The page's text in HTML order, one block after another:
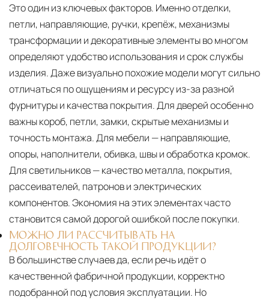
Это один из ключевых факторов. Именно отделки,
петли, направляющие, ручки, крепёж, механизмы
трансформации и декоративные элементы во многом
определяют удобство использования и срок службы
изделия. Даже визуально похожие модели могут сильно
отличаться по ощущениям и ресурсу из-за разной
фурнитуры и качества покрытия. Для дверей особенно
важны короб, петли, замки, скрытые механизмы и
точность монтажа. Для мебели — направляющие,
опоры, наполнители, обивка, швы и обработка кромок.
Для светильников — качество металла, покрытия,
рассеивателей, патронов и электрических
компонентов. Экономия на этих элементах часто
становится самой дорогой ошибкой после покупки.
МОЖНО ЛИ РАССЧИТЫВАТЬ НА
ДОЛГОВЕЧНОСТЬ ТАКОЙ ПРОДУКЦИИ?
В большинстве случаев да, если речь идёт о
качественной фабричной продукции, корректно
подобранной под условия эксплуатации. Но